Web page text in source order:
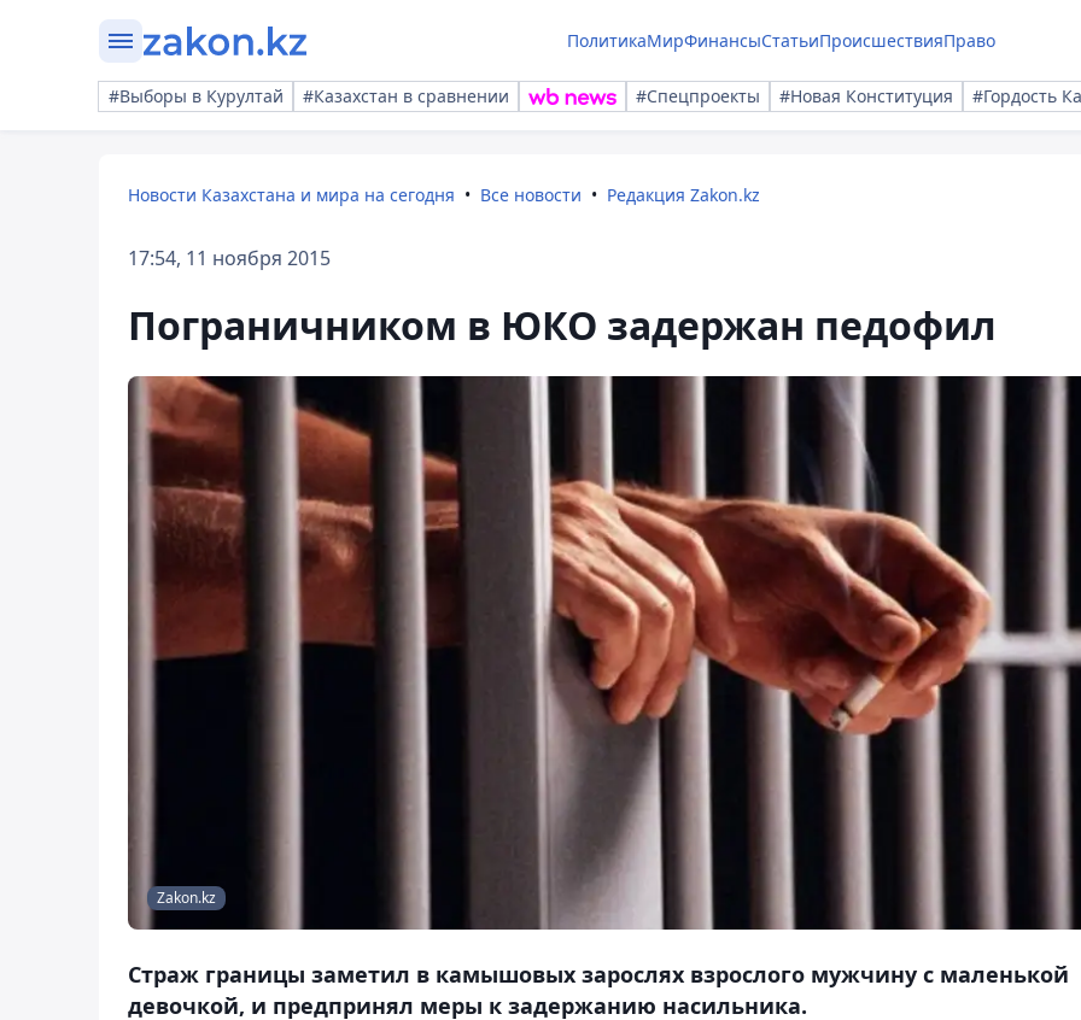
ПолитикаМирФинансыСтатьиПроисшествияПраво
#Выборы в Курултай #Казахстан в сравнении #Спецпроекты #Новая Конституция #Гордость
Новости Казахстана и мира на сегодня Все новости Редакция Zakon.kz
17:54, 11 ноября 2015
Пограничником в ЮКО задержан педофил
Zakon.kz
Страж границы заметил в камышовых зарослях взрослого мужчину с маленькой
девочкой, и предпринял меры к задержанию насильника.